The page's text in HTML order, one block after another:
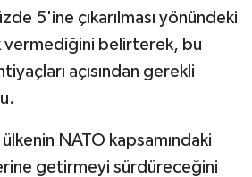
5'ine çıkarılması yönündeki
belirterek, bu
açısından gerekli
NATO kapsamındaki
getirmeyi sürdüreceğini